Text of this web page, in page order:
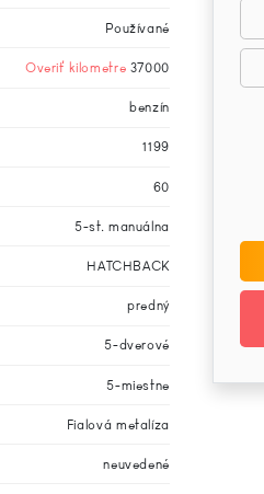
Používané
Overiť kilometre 37000
benzín
1199
60
5-st. manuálna
HATCHBACK
predný
5-dverové
5-miestne
Fialová metalíza
neuvedené